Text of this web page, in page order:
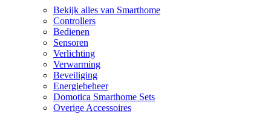
Bekijk alles van Smarthome
Controllers
Bedienen
Sensoren
Verlichting
Verwarming
Beveiliging
Energiebeheer
Domotica Smarthome Sets
Overige Accessoires